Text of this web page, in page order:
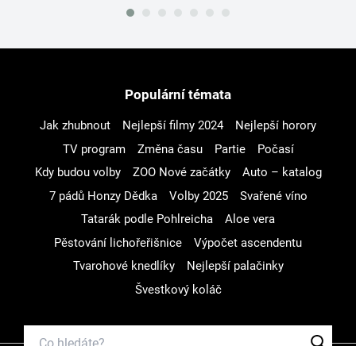
Populární témata
Jak zhubnout Nejlepší filmy 2024
Nejlepší horory
TV program
Změna času Partie
Počasí
Kdy budou volby
ZOO Nové začátky
Auto – katalog
7 pádů Honzy Dědka
Volby 2025
Svařené víno
Tatarák podle Pohlreicha
Aloe vera
Pěstování lichořeřišnice
Výpočet ascendentu
Tvarohové knedlíky
Nejlepší palačinky
Švestkový koláč